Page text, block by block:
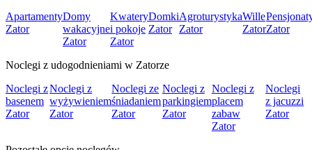
Apartamenty
Zator
Domy
wakacyjne
Zator
Kwatery
i pokoje
Zator
Domki
Zator
Agroturystyka
Zator
Wille
ZatorZator
Noclegi z udogodnieniami w Zatorze
Noclegi z
basenem
Zator
Noclegi z
wyżywieniem
Zator
Noclegi ze
śniadaniem
Zator
Noclegi z
parkingiem
Zator
Noclegi z
placem
zabaw
Zator
Noclegi
z jacuzzi
Zator